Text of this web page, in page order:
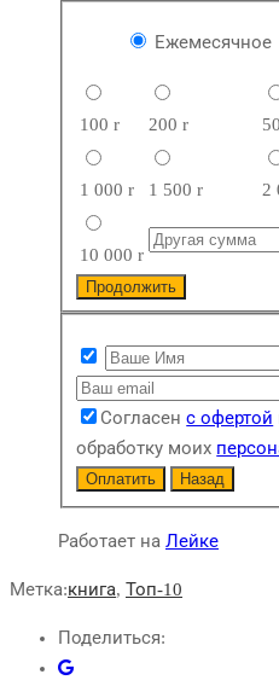
Ежемесячное
100r 200r
1 000r 1 500r 2
10 000r
Продолжить
Согласенс офертой
обработку моих
Оплатить Назад
Работает на Лейке
Метка:книга, Топ-10
Поделиться: